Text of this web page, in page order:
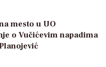
mesto u UO
o Vučićevim napadima